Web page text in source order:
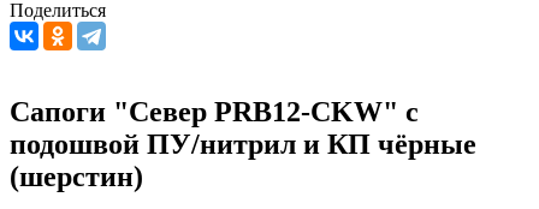
Поделиться
Сапоги "Север PRB12-CKW" с
подошвой ПУ/нитрил и КП чёрные
(шерстин)